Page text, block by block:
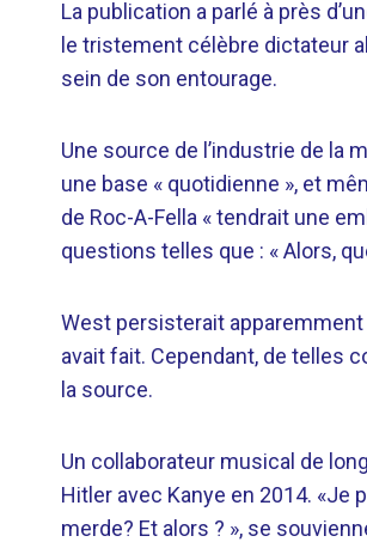
La publication a parlé à près
le tristement célèbre dictateur
sein de son entourage.
Une source de l’industrie de la
une base « quotidienne », et
de Roc-A-Fella « tendrait une
questions telles que : « Alors,
West persisterait apparemment
avait fait. Cependant, de telles
la source.
Un collaborateur musical de
Hitler avec Kanye en 2014. «Je
merde? Et alors ? », se